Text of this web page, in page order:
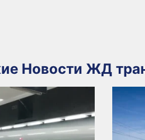
Новости ЖД